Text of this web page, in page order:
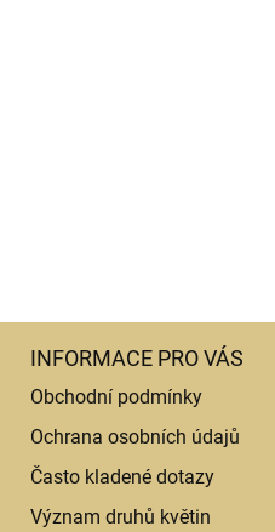
INFORMACE PRO VÁS
Obchodní podmínky
Ochrana osobních údajů
Často kladené dotazy
Význam druhů květin